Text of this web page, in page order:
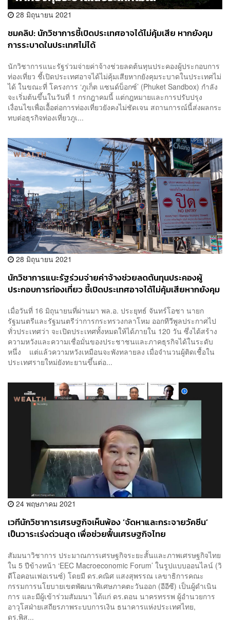
28 มิถุนายน 2021
ชมคลิป: นักวิชาการชี้เปิดประเทศอาจได้ไม่คุ้มเสีย หากยังคุม
การระบาดในประเทศไม่ได้
นักวิชาการแนะรัฐร่วมจ่ายค่าจ้างช่วยลดต้นทุนประคองผู้ประกอบการ
ท่องเที่ยว ชี้เปิดประเทศอาจได้ไม่คุ้มเสียหากยังคุมระบาดในประเทศไม่
ได้ ในขณะที่ โครงการ ‘ภูเก็ต แซนด์บ็อกซ์’ (Phuket Sandbox) กำลัง
จะเริ่มต้นขึ้นในวันที่ 1 กรกฎาคมนี้ แต่กฎหมายและการปรับปรุง
เงื่อนไขเพื่อเอื้อต่อการท่องเที่ยวยังคงไม่ชัดเจน สถานการณ์นี้ส่งผลกระ
ทบต่อธุรกิจท่องเที่ยวภูเ...
28 มิถุนายน 2021
นักวิชาการแนะรัฐร่วมจ่ายค่าจ้างช่วยลดต้นทุนประคองผู้
ประกอบการท่องเที่ยว ชี้เปิดประเทศอาจได้ไม่คุ้มเสียหากยังคุม
เมื่อวันที่ 16 มิถุนายนที่ผ่านมา พล.อ. ประยุทธ์ จันทร์โอชา นายก
รัฐมนตรีและรัฐมนตรีว่าการกระทรวงกลาโหม ออกทีวีพูลประกาศไป
ทั่วประเทศว่า จะเปิดประเทศทั้งหมดให้ได้ภายใน 120 วัน ซึ่งได้สร้าง
ความหวังและความเชื่อมั่นของประชาชนและภาคธุรกิจได้ในระดับ
หนึ่ง แต่แล้วความหวังเหมือนจะพังทลายลง เมื่อจำนวนผู้ติดเชื้อใน
ประเทศรายใหม่ยังทะยานขึ้นต่อ...
24 พฤษภาคม 2021
เวทีนักวิชาการเศรษฐกิจเห็นพ้อง ‘จัดหาและกระจายวัคซีน’
เป็นวาระเร่งด่วนสุด เพื่อช่วยฟื้นเศรษฐกิจไทย
สัมมนาวิชาการ ประมาณการเศรษฐกิจระยะสั้นและภาพเศรษฐกิจไทย
ใน 5 ปีข้างหน้า ‘EEC Macroeconomic Forum’ ในรูปแบบออนไลน์ (วิ
ดีโอคอนเฟอเรนซ์) โดยมี ดร.คณิศ แสงสุพรรณ เลขาธิการคณะ
กรรมการนโยบายเขตพัฒนาพิเศษภาคตะวันออก (อีอีซี) เป็นผู้ดำเนิน
การ และมีผู้เข้าร่วมสัมมนา ได้แก่ ดร.ดอน นาครทรรพ ผู้อำนวยการ
อาวุโสฝ่ายเสถียรภาพระบบการเงิน ธนาคารแห่งประเทศไทย,
ดร.พิส...